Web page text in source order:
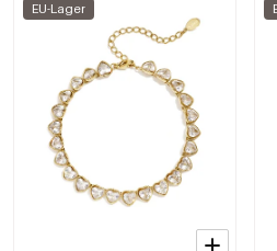
EU-Lager